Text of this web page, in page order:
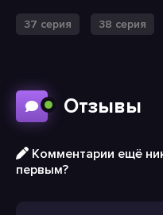
37 серия 38 серия
Отзывы
Комментарии ещё
первым?